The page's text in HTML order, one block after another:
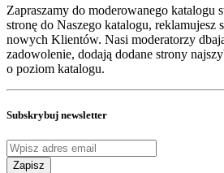
Zapraszamy do moderowanego katalogu
stronę do Naszego katalogu, reklamujesz
nowych Klientów. Nasi moderatorzy
zadowolenie, dodają dodane strony
o poziom katalogu.
Subskrybuj newsletter
Zapisz